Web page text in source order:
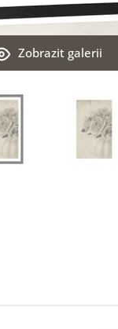
Zobrazit galerii